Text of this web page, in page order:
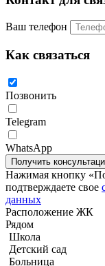
Ваш телефон
Как связаться
Позвонить
Telegram
WhatsApp
Нажимая кнопку
подтверждаете свое
данных
Расположение ЖК
Квартира с 1-й
Рядом
Школа
Детский сад
Больница